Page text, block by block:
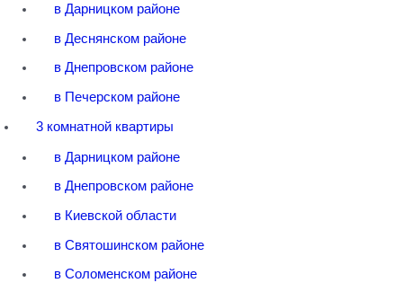
в Дарницком районе
в Деснянском районе
в Днепровском районе
в Печерском районе
3 комнатной квартиры
в Дарницком районе
в Днепровском районе
в Киевской области
в Святошинском районе
в Соломенском районе